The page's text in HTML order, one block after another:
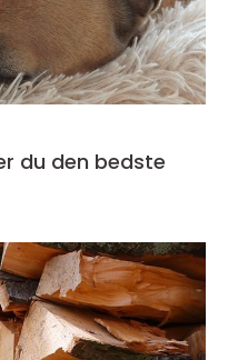
du den bedste